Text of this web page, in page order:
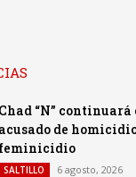
Chad “N”
acusado de
feminicidio
SALTILLO 6 agosto, 2026